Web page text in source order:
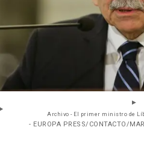
Archivo - El primer ministro de
- EUROPA PRESS/CONTACTO/